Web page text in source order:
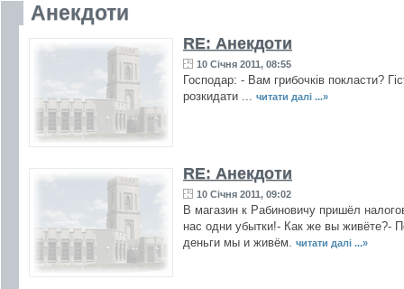
Анекдоти
RE: Анекдоти
10 Січня 2011, 08:55
Господар: - Вам грибочків покласти?
розкидати ... читати далі ...»
RE: Анекдоти
10 Січня 2011, 09:02
В магазин к Рабиновичу пришёл
нас одни убытки!- Как же вы живёте?-
деньги мы и живём. читати далі ...»